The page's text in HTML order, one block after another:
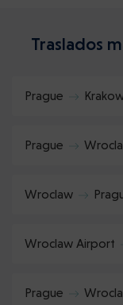
Traslados
Prague
Prague
Wroclaw
Wroclaw Airport
Prague